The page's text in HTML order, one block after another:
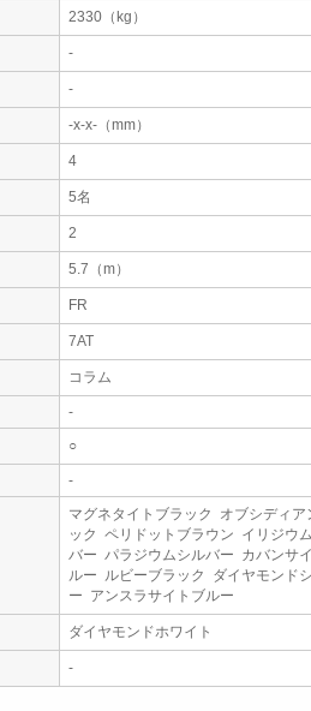
2330（kg）
-
-
-x-x-（mm）
4
5名
2
5.7（m）
FR
7AT
コラム
-
○
-
マグネタイトブラック オブシディア
ック ペリドットブラウン イリジウ
バー パラジウムシルバー カバンサ
ルー ルビーブラック ダイヤモンド
ー アンスラサイトブルー
ダイヤモンドホワイト
-